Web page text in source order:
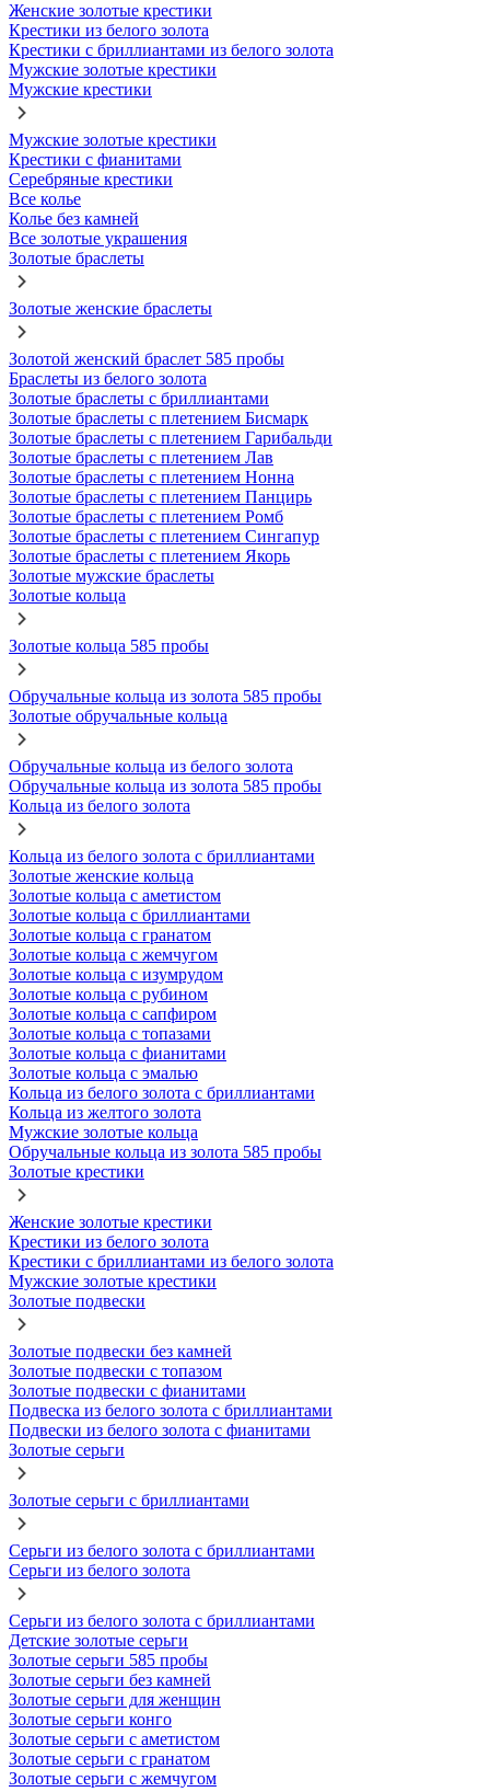
Женские золотые крестики
Крестики из белого золота
Крестики с бриллиантами из белого золота
Мужские золотые крестики
Мужские крестики
Мужские золотые крестики
Крестики с фианитами
Серебряные крестики
Все колье
Колье без камней
Все золотые украшения
Золотые браслеты
Золотые женские браслеты
Золотой женский браслет 585 пробы
Браслеты из белого золота
Золотые браслеты с бриллиантами
Золотые браслеты с плетением Бисмарк
Золотые браслеты с плетением Гарибальди
Золотые браслеты с плетением Лав
Золотые браслеты с плетением Нонна
Золотые браслеты с плетением Панцирь
Золотые браслеты с плетением Ромб
Золотые браслеты с плетением Сингапур
Золотые браслеты с плетением Якорь
Золотые мужские браслеты
Золотые кольца
Золотые кольца 585 пробы
Обручальные кольца из золота 585 пробы
Золотые обручальные кольца
Обручальные кольца из белого золота
Обручальные кольца из золота 585 пробы
Кольца из белого золота
Кольца из белого золота с бриллиантами
Золотые женские кольца
Золотые кольца с аметистом
Золотые кольца с бриллиантами
Золотые кольца с гранатом
Золотые кольца с жемчугом
Золотые кольца с изумрудом
Золотые кольца с рубином
Золотые кольца с сапфиром
Золотые кольца с топазами
Золотые кольца с фианитами
Золотые кольца с эмалью
Кольца из белого золота с бриллиантами
Кольца из желтого золота
Мужские золотые кольца
Обручальные кольца из золота 585 пробы
Золотые крестики
Женские золотые крестики
Крестики из белого золота
Крестики с бриллиантами из белого золота
Мужские золотые крестики
Золотые подвески
Золотые подвески без камней
Золотые подвески с топазом
Золотые подвески с фианитами
Подвеска из белого золота с бриллиантами
Подвески из белого золота с фианитами
Золотые серьги
Золотые серьги с бриллиантами
Серьги из белого золота с бриллиантами
Серьги из белого золота
Серьги из белого золота с бриллиантами
Детские золотые серьги
Золотые серьги 585 пробы
Золотые серьги без камней
Золотые серьги для женщин
Золотые серьги конго
Золотые серьги с аметистом
Золотые серьги с гранатом
Золотые серьги с жемчугом